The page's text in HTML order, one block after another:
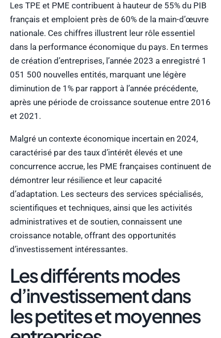
Les TPE et PME contribuent à hauteur de 55% du PIB
français et emploient près de 60% de la main-d’œuvre
nationale. Ces chiffres illustrent leur rôle essentiel
dans la performance économique du pays. En termes
de création d’entreprises, l’année 2023 a enregistré 1
051 500 nouvelles entités, marquant une légère
diminution de 1% par rapport à l’année précédente,
après une période de croissance soutenue entre 2016
et 2021.
Malgré un contexte économique incertain en 2024,
caractérisé par des taux d’intérêt élevés et une
concurrence accrue, les PME françaises continuent de
démontrer leur résilience et leur capacité
d’adaptation. Les secteurs des services spécialisés,
scientifiques et techniques, ainsi que les activités
administratives et de soutien, connaissent une
croissance notable, offrant des opportunités
d’investissement intéressantes.
Les différents modes
d’investissement dans
les petites et moyennes